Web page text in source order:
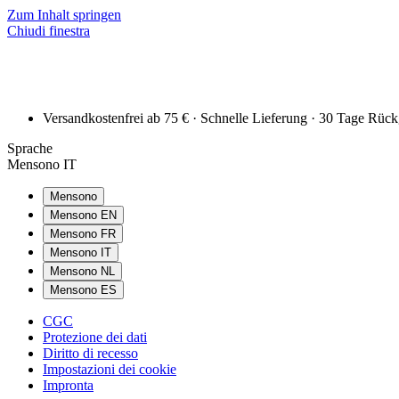
Zum Inhalt springen
Chiudi finestra
Versandkostenfrei ab 75 € · Schnelle Lieferung · 30 Tage
Sprache
Mensono IT
Mensono
Mensono EN
Mensono FR
Mensono IT
Mensono NL
Mensono ES
CGC
Protezione dei dati
Diritto di recesso
Impostazioni dei cookie
Impronta